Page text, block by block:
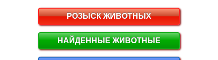
РОЗЫСК ЖИВОТНЫХ
НАЙДЕННЫЕ ЖИВОТНЫЕ